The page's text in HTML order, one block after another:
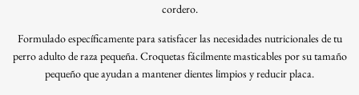
cordero.
Formulado específicamente para satisfacer las necesidades nutricionales de tu
perro adulto de raza pequeña. Croquetas fácilmente masticables por su tamaño
pequeño que ayudan a mantener dientes limpios y reducir placa.